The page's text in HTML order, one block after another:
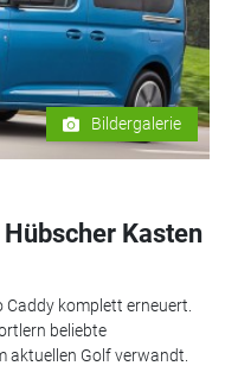
Bildergalerie
Kasten
komplett erneuert.
beliebte
aktuellen Golf verwandt.